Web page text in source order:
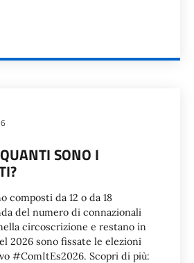
SONO I
composti da 12 o da 18
del numero di connazionali
circoscrizione e restano in
2026 sono fissate le elezioni
#ComItEs2026. Scopri di più: